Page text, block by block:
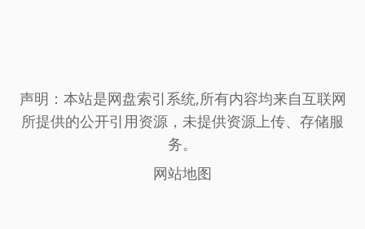
声明：本站是网盘索引系统,所有内容均来自互联网
所提供的公开引用资源，未提供资源上传、存储服
务。
网站地图